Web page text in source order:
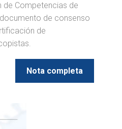
de Competencias de
documento de consenso
de
Nota completa